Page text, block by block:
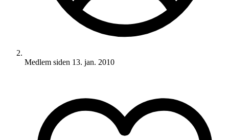
Medlem siden 13. jan. 2010